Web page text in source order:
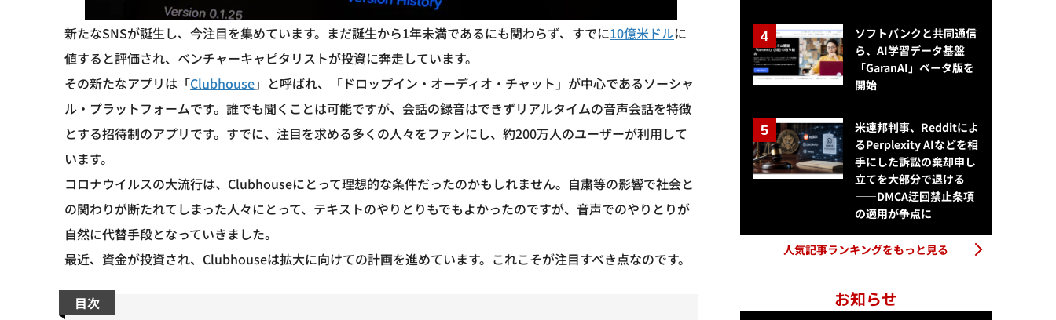
新たなSNSが誕生し、今注目を集めています。まだ誕生から1年未満であるにも関わらず、すでに10億米ドルに
値すると評価され、ベンチャーキャピタリストが投資に奔走しています。
その新たなアプリは「Clubhouse」と呼ばれ、「ドロップイン・オーディオ・チャット」が中心であるソーシャ
ル・プラットフォームです。誰でも聞くことは可能ですが、会話の録音はできずリアルタイムの音声会話を特徴
とする招待制のアプリです。すでに、注目を求める多くの人々をファンにし、約200万人のユーザーが利用して
います。
コロナウイルスの大流行は、Clubhouseにとって理想的な条件だったのかもしれません。自粛等の影響で社会と
の関わりが断たれてしまった人々にとって、テキストのやりとりもでもよかったのですが、音声でのやりとりが
自然に代替手段となっていきました。
最近、資金が投資され、Clubhouseは拡大に向けての計画を進めています。これこそが注目すべき点なのです。
目次
ソフトバンクと共同通信
ら、AI学習データ基盤
「GaranAI」ベータ版を
開始
米連邦判事、Redditによ
るPerplexity AIなどを相
手にした訴訟の棄却申し
立てを大部分で退ける
——DMCA迂回禁止条項
の適用が争点に
人気記事ランキングをもっと見る
お知らせ